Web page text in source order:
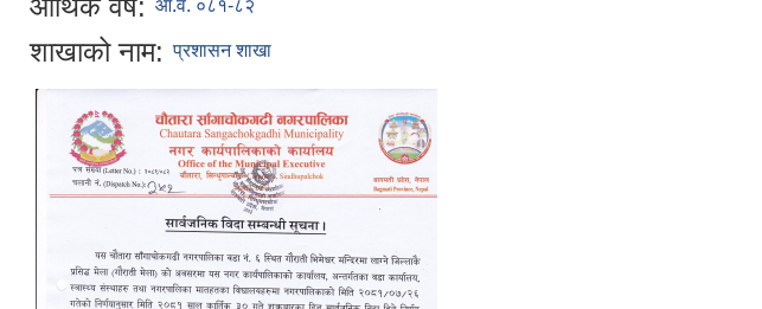
आर्थिक वर्ष: आ.व. ०८१-८२
शाखाको नाम: प्रशासन शाखा